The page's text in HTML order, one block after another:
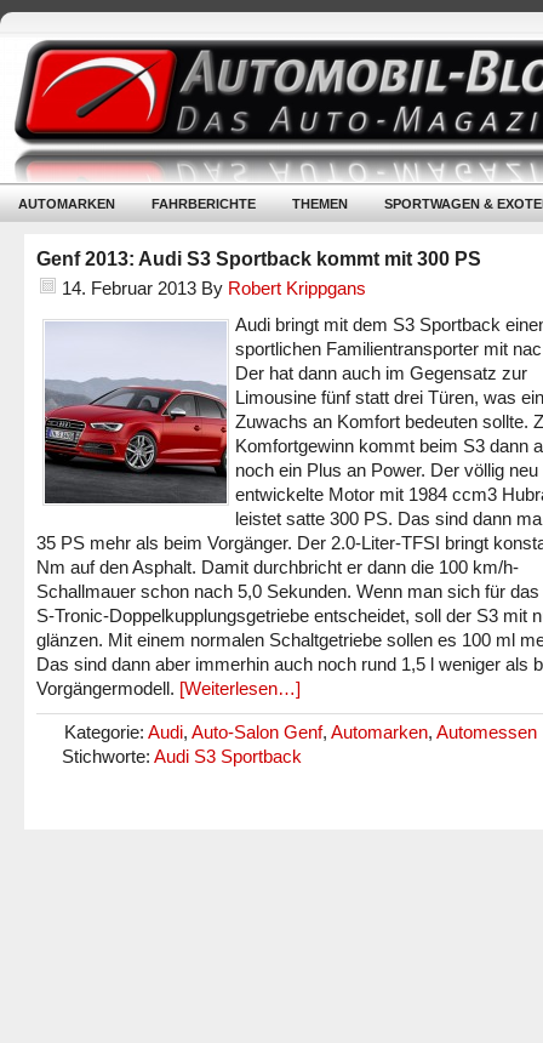
AUTOMARKEN FAHRBERICHTE THEMEN SPORTWAGEN &
Genf 2013: Audi S3 Sportback kommt mit 300 PS
14. Februar 2013 By Robert Krippgans
Audi bringt mit dem S3 Sportback
sportlichen Familientransporter mit
Der hat dann auch im Gegensatz zur
Limousine fünf statt drei Türen, was
Zuwachs an Komfort bedeuten sollte.
Komfortgewinn kommt beim S3 dann
noch ein Plus an Power. Der völlig neu
entwickelte Motor mit 1984 ccm3
leistet satte 300 PS. Das sind dann
35 PS mehr als beim Vorgänger. Der 2.0-Liter-TFSI bringt
Nm auf den Asphalt. Damit durchbricht er dann die 100 km/h-
Schallmauer schon nach 5,0 Sekunden. Wenn man sich für
S-Tronic-Doppelkupplungsgetriebe entscheidet, soll der S3 mit
glänzen. Mit einem normalen Schaltgetriebe sollen es 100 ml
Das sind dann aber immerhin auch noch rund 1,5 l weniger als
Vorgängermodell. [Weiterlesen…]
Kategorie: Audi, Auto-Salon Genf, Automarken, Automessen
Stichworte: Audi S3 Sportback